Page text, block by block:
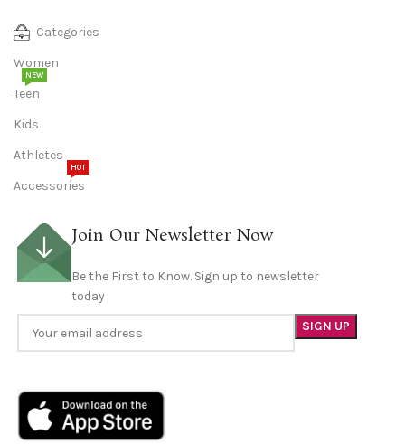
Categories
Women
Teen
NEW
Kids
Athletes
Accessories
HOT
Join Our Newsletter Now
Be the First to Know. Sign up to newsletter
today